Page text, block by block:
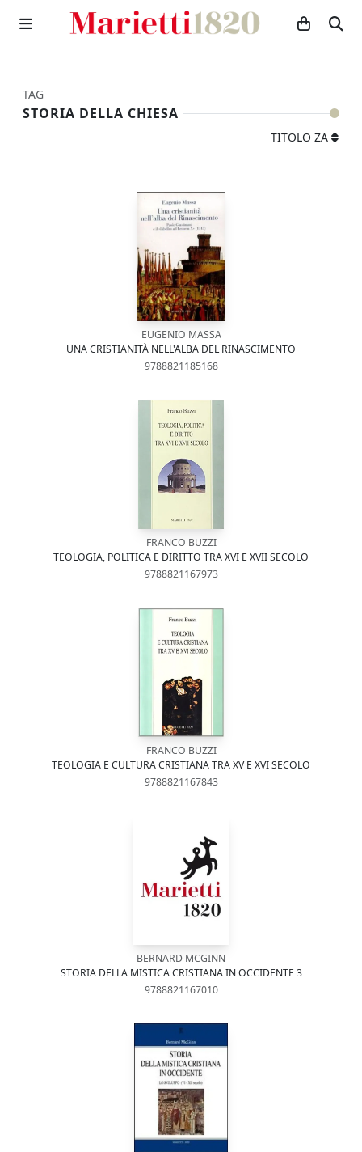
TAG
STORIA DELLA CHIESA
TITOLO ZA
EUGENIO MASSA
UNA CRISTIANITÀ NELL'ALBA DEL RINASCIMENTO
9788821185168
FRANCO BUZZI
TEOLOGIA, POLITICA E DIRITTO TRA XVI E XVII SECOLO
9788821167973
FRANCO BUZZI
TEOLOGIA E CULTURA CRISTIANA TRA XV E XVI SECOLO
9788821167843
BERNARD MCGINN
STORIA DELLA MISTICA CRISTIANA IN OCCIDENTE 3
9788821167010